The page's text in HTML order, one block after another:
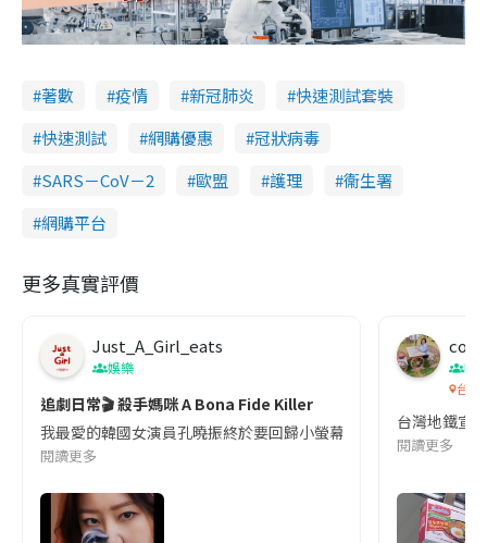
著數 疫情 新冠肺炎
快速測試套裝
快速測試
網購優惠
冠狀病毒
SARS－CoV－2
歐盟 護理
衞生署
網購平台
更多真實評價
Just_A_Girl_eats
娛樂
追劇日常🎬 殺手媽咪 A Bona Fide Killer
我最愛的韓國女演員孔曉振終於要回歸小螢幕啦!這次的劇本改編
閱讀更多
co
吹
台灣
台灣地鐵宣
閱讀更多